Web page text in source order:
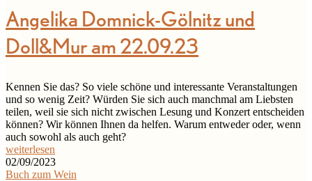
Angelika Domnick-Gölnitz und
Doll&Mur am 22.09.23
Kennen Sie das? So viele schöne und interessante Veranstaltungen
und so wenig Zeit? Würden Sie sich auch manchmal am Liebsten
teilen, weil sie sich nicht zwischen Lesung und Konzert entscheiden
können? Wir können Ihnen da helfen. Warum entweder oder, wenn
auch sowohl als auch geht?
weiterlesen
02/09/2023
Buch zum Wein